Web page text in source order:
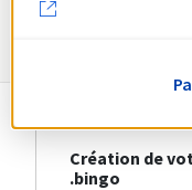
Création de
.bingo